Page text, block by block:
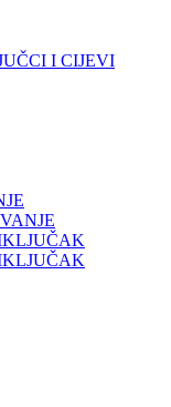
I CIJEVI